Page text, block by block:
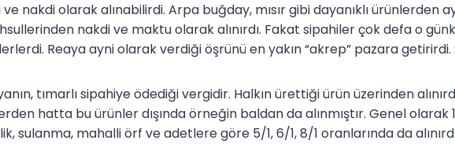
nakdi olarak alınabilirdi. Arpa buğday, mısır gibi dayanıklı ürünlerden
nakdi ve maktu olarak alınırdı. Fakat sipahiler çok defa o
Reaya ayni olarak verdiği öşrünü en yakın “akrep” pazara getirirdi.
tımarlı sipahiye ödediği vergidir. Halkın ürettiği ürün üzerinden
hatta bu ürünler dışında örneğin baldan da alınmıştır. Genel olarak
sulanma, mahalli örf ve adetlere göre 5/1, 6/1, 8/1 oranlarında da